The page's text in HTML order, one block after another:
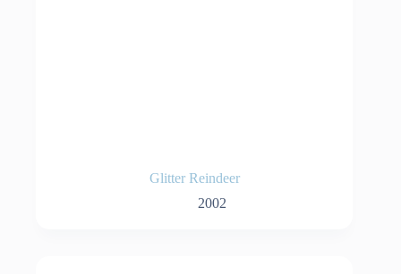
Glitter Reindeer
2002